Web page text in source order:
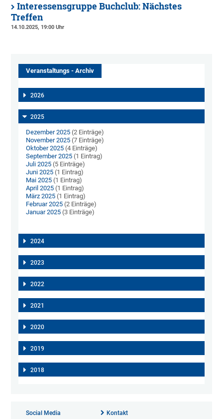
Interessensgruppe Buchclub: Nächstes
Treffen
14.10.2025, 19:00 Uhr
Veranstaltungs - Archiv
2026
2025
Dezember 2025 (2 Einträge)
November 2025 (7 Einträge)
Oktober 2025 (4 Einträge)
September 2025 (1 Eintrag)
Juli 2025 (5 Einträge)
Juni 2025 (1 Eintrag)
Mai 2025 (1 Eintrag)
April 2025 (1 Eintrag)
März 2025 (1 Eintrag)
Februar 2025 (2 Einträge)
Januar 2025 (3 Einträge)
2024
2023
2022
2021
2020
2019
2018
Social Media Kontakt